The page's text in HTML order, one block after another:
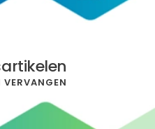
VERVANGEN